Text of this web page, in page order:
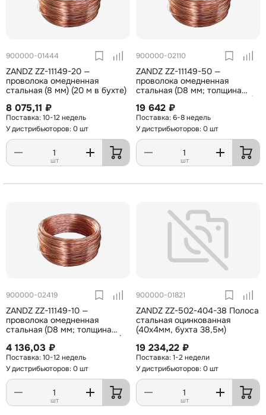
900000-01444
ZANDZ ZZ-11149-20 —
проволока омедненная
стальная (8 мм) (20 м в бухте)
8 075,11 ₽
10-12 недель
У дистрибьюторов: 0 шт
шт
900000-02110
ZANDZ ZZ-11149-50 —
проволока омедненная
стальная (D8 мм; толщина
покрытия 70 мкм; бухта 50 м)
19 642 ₽
6-8 недель
У дистрибьюторов: 0 шт
шт
900000-02419
ZANDZ ZZ-11149-10 —
проволока омедненная
стальная (D8 мм; толщина
покрытия 70 мкм; бухта 10 м)
4 136,03 ₽
10-12 недель
У дистрибьюторов: 0 шт
шт
900000-01821
ZANDZ ZZ-502-404-38 Полоса
стальная оцинкованная
(40х4мм, бухта 38,5м)
19 234,22 ₽
1-2 недели
У дистрибьюторов: 0 шт
шт